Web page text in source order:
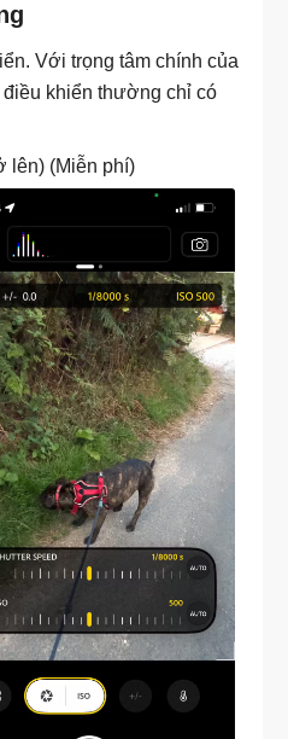
Với trọng tâm chính của
khiển thường chỉ có
lên) (Miễn phí)